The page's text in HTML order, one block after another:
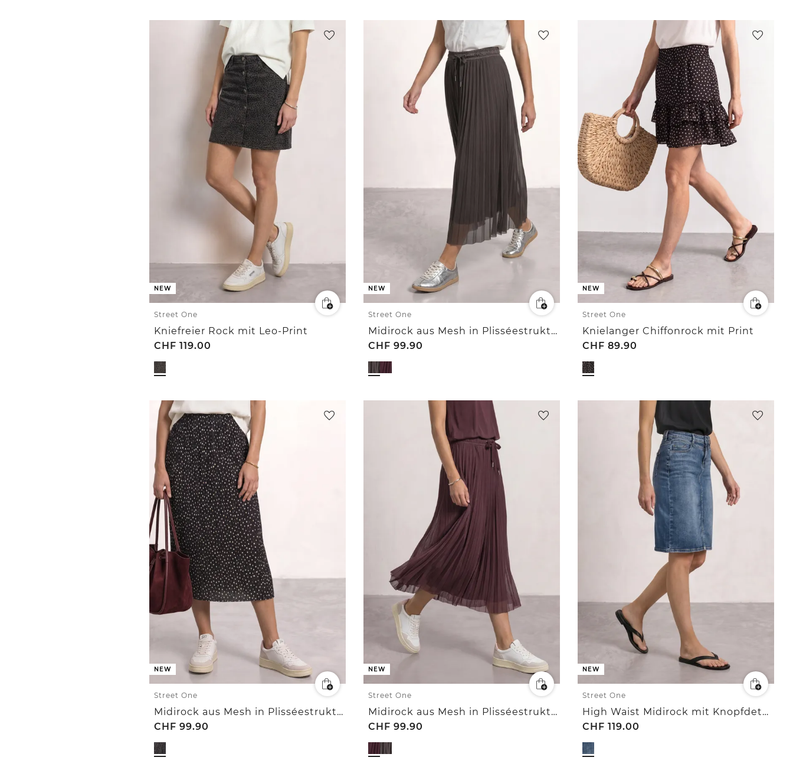
NEW
Street One
Kniefreier Rock mit Leo-Print
CHF 119.00
NEW
Street One
Midirock aus Mesh in Plisséestruktur
CHF 99.90
NEW
Street One
Knielanger Chiffonrock mit Print
CHF 89.90
NEW
Street One
Midirock aus Mesh in Plisséestruktur
CHF 99.90
NEW
Street One
Midirock aus Mesh in Plisséestruktur
CHF 99.90
NEW
Street One
High Waist Midirock mit Knopfdetails
CHF 119.00